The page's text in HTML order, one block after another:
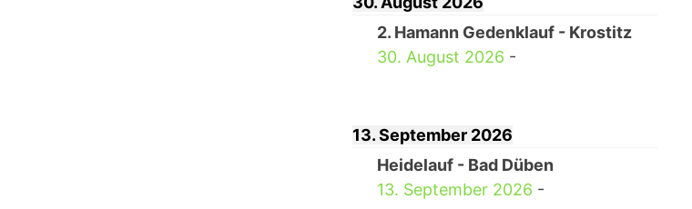
2. Hamann Gedenklauf - Krostitz
30. August 2026 -
13. September 2026
Heidelauf - Bad Düben
13. September 2026 -